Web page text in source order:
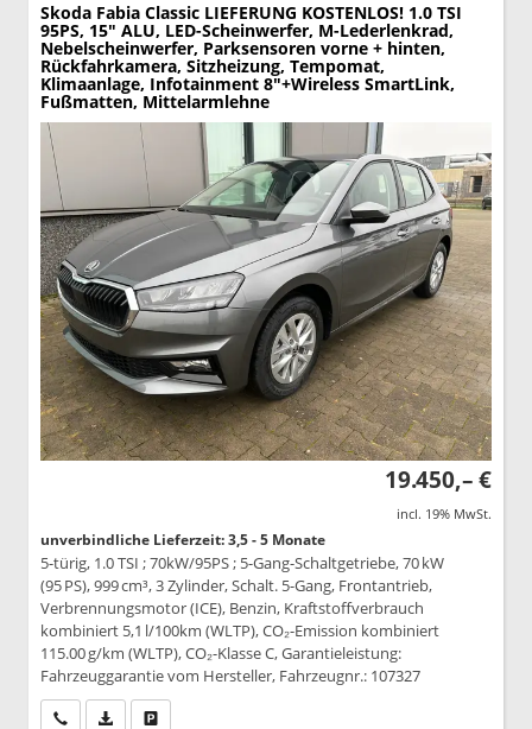
Skoda Fabia Classic LIEFERUNG KOSTENLOS! 1.0 TSI
95PS, 15" ALU, LED-Scheinwerfer, M-Lederlenkrad,
Nebelscheinwerfer, Parksensoren vorne + hinten,
Rückfahrkamera, Sitzheizung, Tempomat,
Klimaanlage, Infotainment 8"+Wireless SmartLink,
Fußmatten, Mittelarmlehne
19.450,– €
incl. 19% MwSt.
unverbindliche Lieferzeit: 3,5 - 5 Monate
5-türig, 1.0 TSI ; 70kW/95PS ; 5-Gang-Schaltgetriebe, 70 kW
(95 PS), 999 cm³, 3 Zylinder, Schalt. 5-Gang, Frontantrieb,
Verbrennungsmotor (ICE), Benzin, Kraftstoffverbrauch
kombiniert 5,1 l/100km (WLTP), CO₂-Emission kombiniert
115.00 g/km (WLTP), CO₂-Klasse C, Garantieleistung:
Fahrzeuggarantie vom Hersteller, Fahrzeugnr.: 107327
Wir rufen Sie anPDF-Datei, Fahrzeugexposé drucken